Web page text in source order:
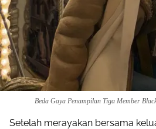
Beda Gaya Penampilan Tiga Member
Setelah merayakan bersama